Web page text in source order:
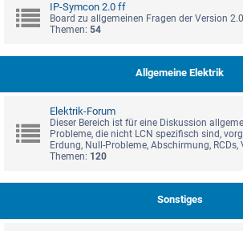
IP-Symcon 2.0 ff
Board zu allgemeinen Fragen der Version
Themen: 54
Allgemeine Elektrik
Elektrik-Forum
Dieser Bereich ist für eine Diskussion
Probleme, die nicht LCN spezifisch sind,
Erdung, Null-Probleme, Abschirmung, RCDs,
Themen: 120
Sonstiges